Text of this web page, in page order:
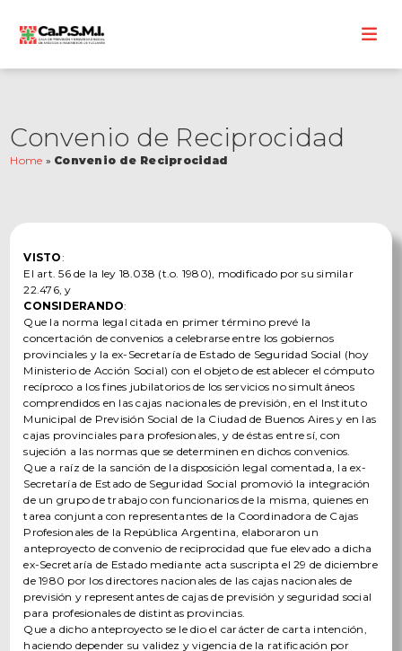
Convenio de Reciprocidad
Home » Convenio de Reciprocidad
VISTO:
El art. 56 de la ley 18.038 (t.o. 1980), modificado por su similar
22.476, y
CONSIDERANDO:
Que la norma legal citada en primer término prevé la
concertación de convenios a celebrarse entre los gobiernos
provinciales y la ex-Secretaría de Estado de Seguridad Social (hoy
Ministerio de Acción Social) con el objeto de establecer el cómputo
recíproco a los fines jubilatorios de los servicios no simultáneos
comprendidos en las cajas nacionales de previsión, en el Instituto
Municipal de Previsión Social de la Ciudad de Buenos Aires y en las
cajas provinciales para profesionales, y de éstas entre sí, con
sujeción a las normas que se determinen en dichos convenios.
Que a raíz de la sanción de la disposición legal comentada, la ex-
Secretaría de Estado de Seguridad Social promovió la integración
de un grupo de trabajo con funcionarios de la misma, quienes en
tarea conjunta con representantes de la Coordinadora de Cajas
Profesionales de la República Argentina, elaboraron un
anteproyecto de convenio de reciprocidad que fue elevado a dicha
ex-Secretaría de Estado mediante acta suscripta el 29 de diciembre
de 1980 por los directores nacionales de las cajas nacionales de
previsión y representantes de cajas de previsión y seguridad social
para profesionales de distintas provincias.
Que a dicho anteproyecto se le dio el carácter de carta intención,
haciendo depender su validez y vigencia de la ratificación por